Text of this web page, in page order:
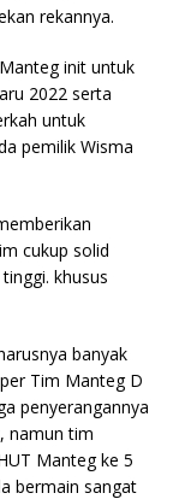
rekannya.
init untuk
2022 serta
untuk
pemilik Wisma
cukup solid
khusus
banyak
Tim Manteg D
penyerangannya
namun tim
Manteg ke 5
bermain sangat